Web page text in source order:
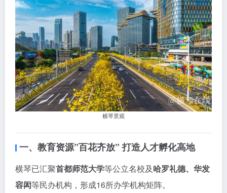
横琴景观
一、教育资源”百花齐放” 打造人才孵化高地
横琴已汇聚首都师范大学等公立名校及哈罗礼德、华发
容闳等民办机构，形成16所办学机构矩阵。